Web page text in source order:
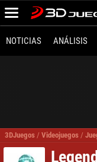
NOTICIAS ANÁLISIS
3DJuegos / Videojuegos /